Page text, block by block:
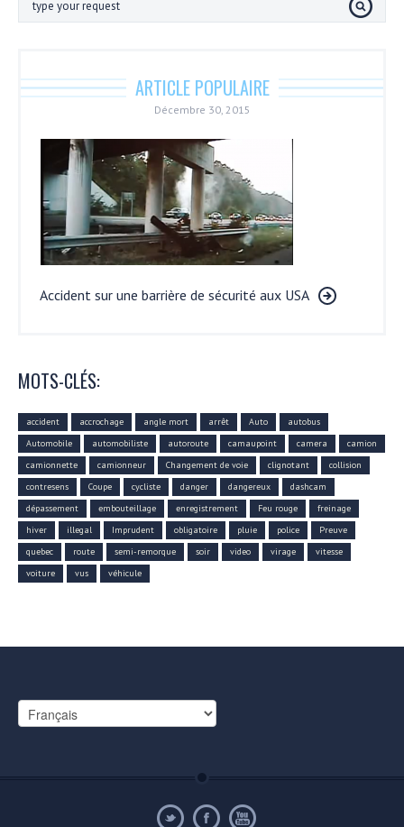
ARTICLE POPULAIRE
Décembre 30, 2015
Accident sur une barrière de sécurité aux USA
MOTS-CLÉS:
accident accrochage angle mort arrêt Auto
autobus
Automobile
automobiliste autoroute camaupoint camera
camion
camionnette
camionneur Changement de voie clignotant
collision
contresens
Coupe cycliste danger dangereux
dashcam
dépassement
embouteillage enregistrement Feu rouge
freinage
hiver
illegal Imprudent obligatoire pluie police
Preuve
quebec
route semi-remorque soir video virage
vitesse
voiture
vus véhicule
Choisir
une